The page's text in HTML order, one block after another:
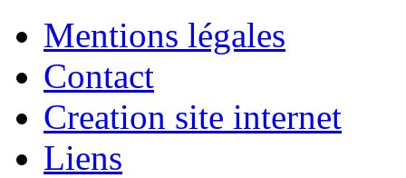
Mentions légales
Contact
Creation site internet
Liens